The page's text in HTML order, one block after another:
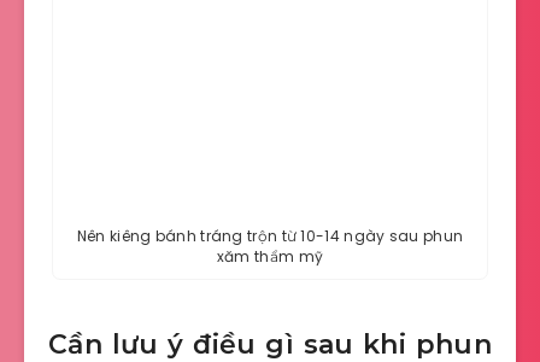
Nên kiêng bánh tráng trộn từ 10-14 ngày sau phun
xăm thẩm mỹ
Cần lưu ý điều gì sau khi phun